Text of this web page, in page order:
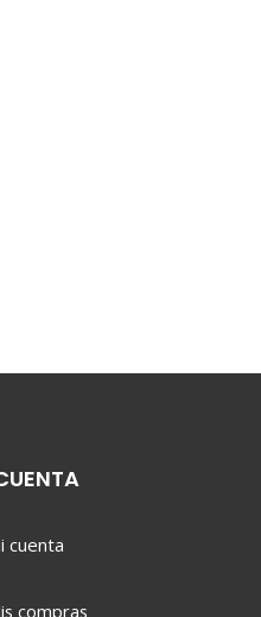
cuenta
compras